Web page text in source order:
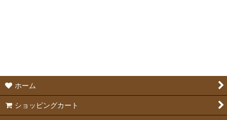
ホーム
ショッピングカート